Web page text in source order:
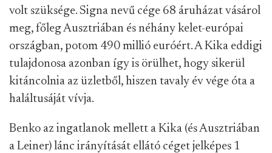
volt szüksége. Signa nevű cége 68 áruházat vásárol
meg, főleg Ausztriában és néhány kelet-európai
országban, potom 490 millió euróért. A Kika eddigi
tulajdonosa azonban így is örülhet, hogy sikerül
kitáncolnia az üzletből, hiszen tavaly év vége óta a
haláltusáját vívja.
Benko az ingatlanok mellett a Kika (és Ausztriában
a Leiner) lánc irányítását ellátó céget jelképes 1